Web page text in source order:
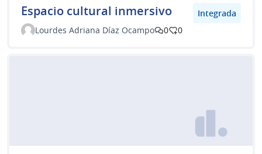
Espacio cultural inmersivo
Integrada
Lourdes Adriana Díaz Ocampo
0 0